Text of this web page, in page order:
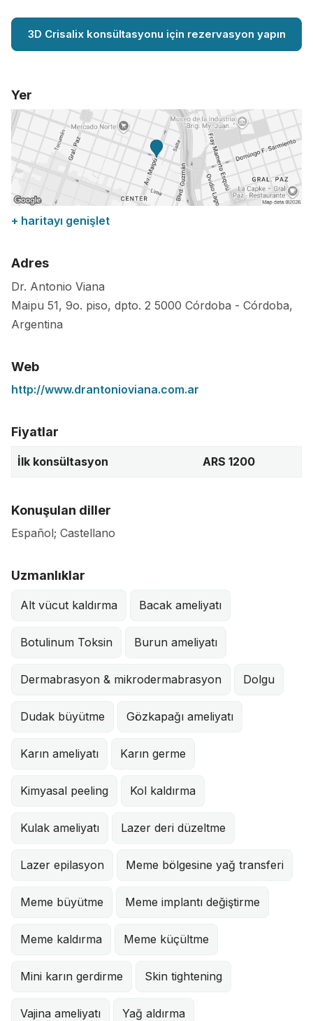
3D Crisalix konsültasyonu için rezervasyon yapın
Yer
+ haritayı genişlet
Adres
Dr. Antonio Viana
Maipu 51, 9o. piso, dpto. 2 5000 Córdoba - Córdoba,
Argentina
Web
http://www.drantonioviana.com.ar
Fiyatlar
İlk konsültasyon ARS 1200
Konuşulan diller
Español; Castellano
Uzmanlıklar
Alt vücut kaldırma Bacak ameliyatı
Botulinum Toksin Burun ameliyatı
Dermabrasyon & mikrodermabrasyon Dolgu
Dudak büyütme Gözkapağı ameliyatı
Karın ameliyatı Karın germe
Kimyasal peeling Kol kaldırma
Kulak ameliyatı Lazer deri düzeltme
Lazer epilasyon Meme bölgesine yağ transferi
Meme büyütme Meme implantı değiştirme
Meme kaldırma Meme küçültme
Mini karın gerdirme Skin tightening
Vajina ameliyatı Yağ aldırma